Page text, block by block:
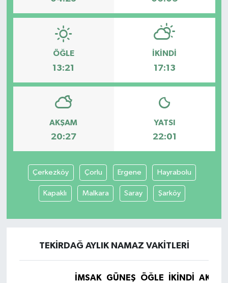
ÖĞLE
13:21
İKINDI
17:13
AKŞAM
20:27
YATSI
22:01
Çerkezköy Çorlu Ergene Hayrabolu
Kapaklı Malkara Saray Şarköy
TEKIRDAĞ AYLIK NAMAZ VAKITLERI
İMSAK GÜNEŞ ÖĞLE İKINDI
Özel Haber
Resmi İlan
Sağlık
Yaşam